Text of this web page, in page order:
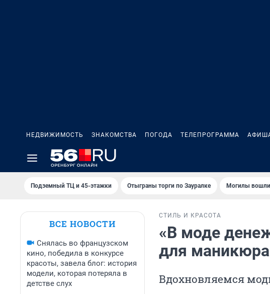
НЕДВИЖИМОСТЬ ЗНАКОМСТВА ПОГОДА ТЕЛЕПРОГРАММА
Подземный ТЦ и 45-этажки Отыграны торги по Зауралке Могилы
ВСЕ НОВОСТИ
Снялась во французском
кино, победила в конкурсе
красоты, завела блог: история
модели, которая потеряла в
детстве слух
СТИЛЬ И КРАСОТА
«В моде
для
Вдохновляемся